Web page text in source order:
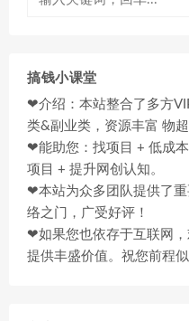
搞钱小课堂
❤介绍：本站整合了多方
类&副业类，资源丰富 物超
❤能助您：找项目 + 低成
项目 + 提升网创认知。
❤本站为众多团队提供了
络之门，广受好评！
❤如果您也依存于互联网
提供丰盛价值。祝您前程似